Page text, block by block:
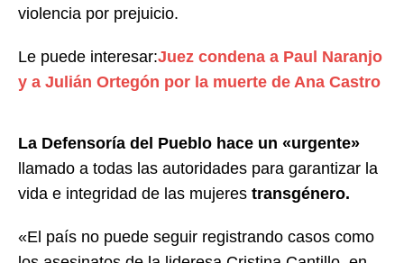
violencia por prejuicio.
Le puede interesar:Juez condena a Paul Naranjo
y a Julián Ortegón por la muerte de Ana Castro
La Defensoría del Pueblo hace un «urgente»
llamado a todas las autoridades para garantizar la
vida e integridad de las mujeres transgénero.
«El país no puede seguir registrando casos como